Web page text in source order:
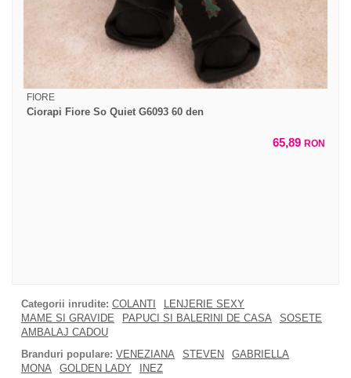
FIORE
Ciorapi Fiore So Quiet G6093 60 den
65,89 RON
Categorii inrudite: COLANTI
LENJERIE SEXY
MAME SI GRAVIDE
PAPUCI SI BALERINI DE CASA
SOSETE
AMBALAJ CADOU
Branduri populare: VENEZIANA STEVEN
GABRIELLA
MONA
GOLDEN LADY INEZ